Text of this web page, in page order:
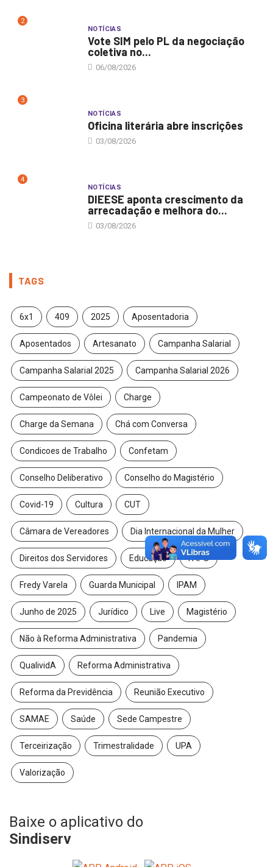
2
NOTÍCIAS
Vote SIM pelo PL da negociação
coletiva no...
06/08/2026
3
NOTÍCIAS
Oficina literária abre inscrições
03/08/2026
4
NOTÍCIAS
DIEESE aponta crescimento da
arrecadação e melhora do...
03/08/2026
TAGS
6x1 409 2025 Aposentadoria
Aposentados Artesanato Campanha Salarial
Campanha Salarial 2025 Campanha Salarial 2026
Campeonato de Vôlei Charge
Charge da Semana Chá com Conversa
Condicoes de Trabalho Confetam
Conselho Deliberativo Conselho do Magistério
Covid-19 Cultura CUT
Câmara de Vereadores Dia Internacional da Mulher
Direitos dos Servidores Educação FAPS
Fredy Varela Guarda Municipal IPAM
Junho de 2025 Jurídico Live Magistério
Não à Reforma Administrativa Pandemia
QualividA Reforma Administrativa
Reforma da Previdência Reunião Executivo
SAMAE Saúde Sede Campestre
Terceirização Trimestralidade UPA
Valorização
Baixe o aplicativo do
Sindiserv